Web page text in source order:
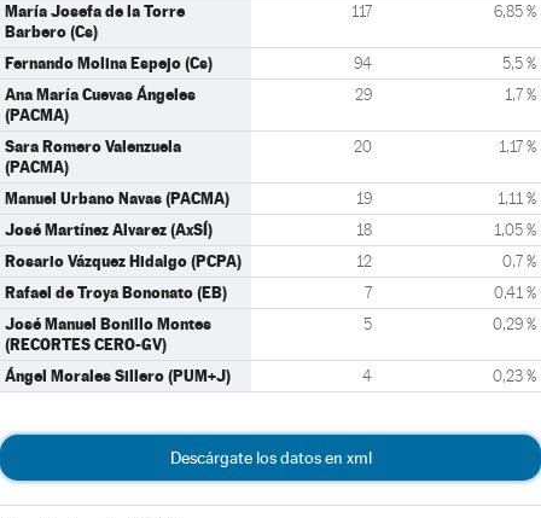
María Josefa de la Torre
Barbero (Cs)
117 6,85 %
Fernando Molina Espejo (Cs) 94 5,5 %
Ana María Cuevas Ángeles
(PACMA)
29 1,7 %
Sara Romero Valenzuela
(PACMA)
20 1,17 %
Manuel Urbano Navas (PACMA) 19 1,11 %
José Martínez Alvarez (AxSÍ) 18 1,05 %
Rosario Vázquez Hidalgo (PCPA) 12 0,7 %
Rafael de Troya Bononato (EB) 7 0,41 %
José Manuel Bonillo Montes
(RECORTES CERO-GV)
5 0,29 %
Ángel Morales Sillero (PUM+J) 4 0,23 %
Descárgate los datos en xml